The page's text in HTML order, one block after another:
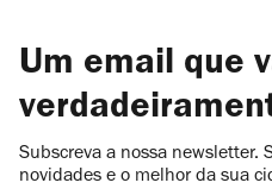
Um email que
Subscreva a nossa newsletter.
novidades e o melhor da sua